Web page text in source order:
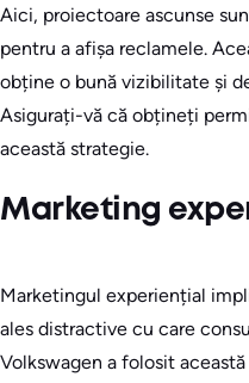
Aici, proiectoare ascunse
pentru a afișa reclamele.
obține o bună vizibilitate și
Asigurați-vă că obțineți
această strategie.
Marketing
Marketingul experiențial
ales distractive cu care
Volkswagen a folosit